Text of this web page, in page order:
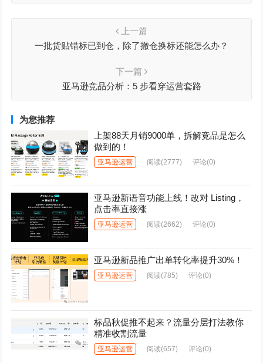
上一篇
一批货贴错标已到仓，除了撤仓换标还能怎么办？
下一篇
亚马逊竞品分析：5 步看穿运营套路
为您推荐
上架88天月销9000单，拆解竞品是怎么
做到的！
亚马逊运营 阅读(2777) 评论(0)
亚马逊新语音功能上线！改对 Listing，
点击率直接涨
亚马逊运营 阅读(2662) 评论(0)
亚马逊新品推广出单转化率提升30%！
亚马逊运营 阅读(785) 评论(0)
标品秋促推不起来？流量分层打法教你
精准收割流量
亚马逊运营 阅读(657) 评论(0)